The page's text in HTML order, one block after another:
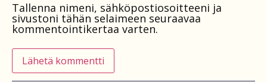
Tallenna nimeni, sähköpostiosoitteeni ja
sivustoni tähän selaimeen seuraavaa
kommentointikertaa varten.